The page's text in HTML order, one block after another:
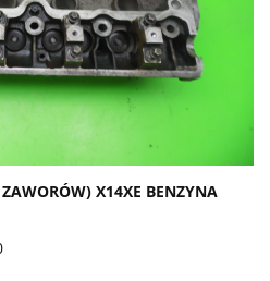
X14XE BENZYNA